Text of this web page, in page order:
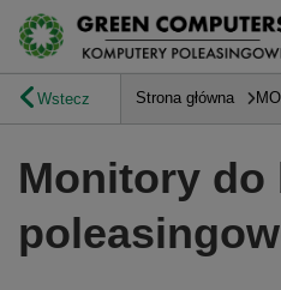
Wstecz Strona główna
Monitory do